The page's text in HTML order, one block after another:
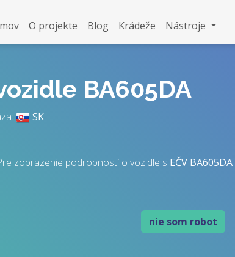
O projekte Blog Krádeže Nástroje
BA605DA
SK
zobrazenie podrobností o vozidle s EČV BA605DA
nie som robot